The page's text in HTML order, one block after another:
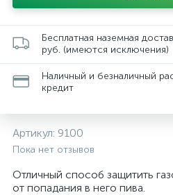
Бесплатная наземная
руб. (имеются исключения)
Наличный и безналичный
кредит
Артикул: 9100
Пока нет отзывов
Отличный способ защитить
от попадания в него пива.